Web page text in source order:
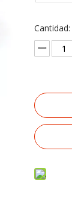
Cantidad: